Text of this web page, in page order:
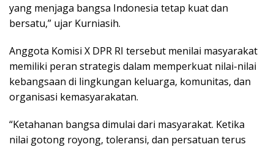
yang menjaga bangsa Indonesia tetap kuat dan
bersatu,” ujar Kurniasih.
Anggota Komisi X DPR RI tersebut menilai masyarakat
memiliki peran strategis dalam memperkuat nilai-nilai
kebangsaan di lingkungan keluarga, komunitas, dan
organisasi kemasyarakatan.
“Ketahanan bangsa dimulai dari masyarakat. Ketika
nilai gotong royong, toleransi, dan persatuan terus